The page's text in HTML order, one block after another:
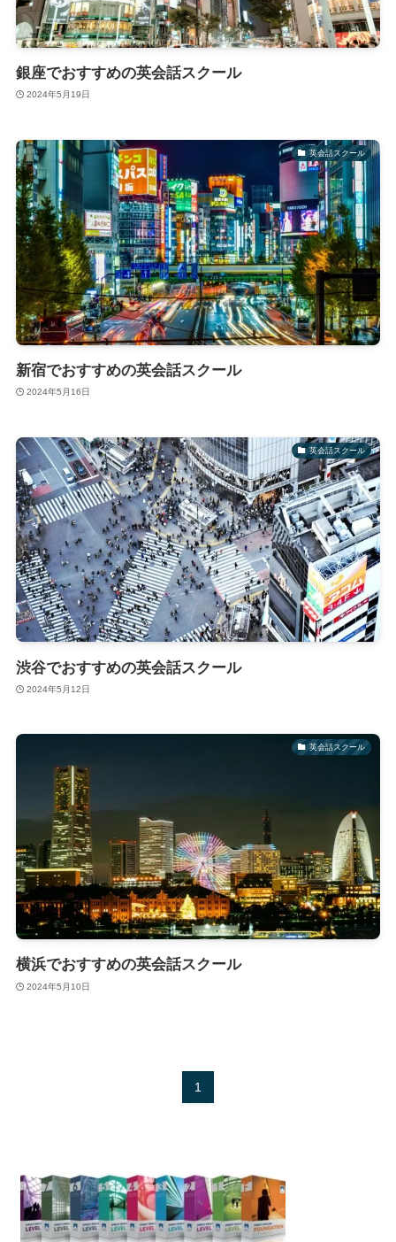
銀座でおすすめの英会話スクール
2024年5月19日
英会話スクール
新宿でおすすめの英会話スクール
2024年5月16日
英会話スクール
渋谷でおすすめの英会話スクール
2024年5月12日
英会話スクール
横浜でおすすめの英会話スクール
2024年5月10日
1